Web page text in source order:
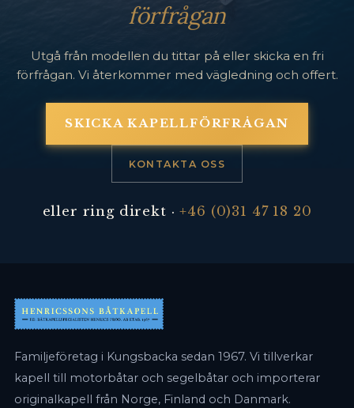
förfrågan
Utgå från modellen du tittar på eller skicka en fri
förfrågan. Vi återkommer med vägledning och offert.
SKICKA KAPELLFÖRFRÅGAN
KONTAKTA OSS
eller ring direkt ·+46 (0)31 47 18 20
Familjeföretag i Kungsbacka sedan 1967. Vi tillverkar
kapell till motorbåtar och segelbåtar och importerar
originalkapell från Norge, Finland och Danmark.